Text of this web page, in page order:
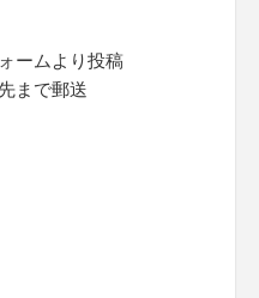
ームより投稿
まで郵送